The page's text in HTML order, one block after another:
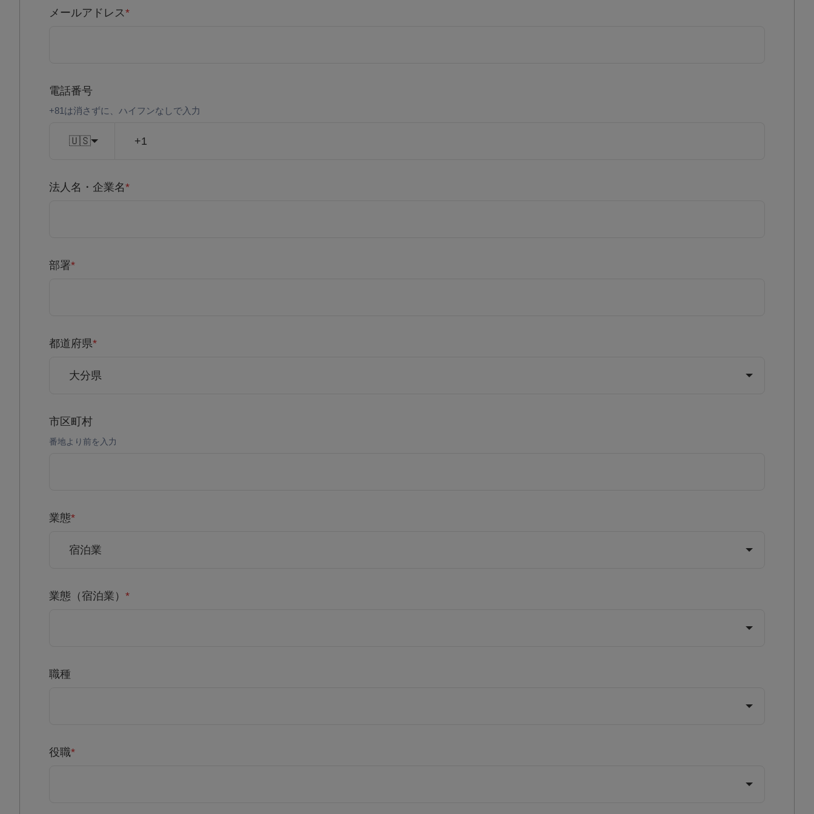
メールアドレス*
電話番号
+81は消さずに、ハイフンなしで入力
🇺🇸
法人名・企業名*
部署*
都道府県*
市区町村
番地より前を入力
業態*
業態（宿泊業） *
職種
役職*